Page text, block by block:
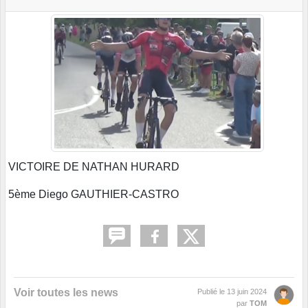
VICTOIRE DE NATHAN HURARD
5ème Diego GAUTHIER-CASTRO
Voir toutes les news Publié le 13 juin 2024
par TOM